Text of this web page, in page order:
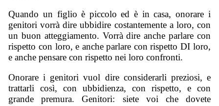
Quando un figlio è piccolo ed è in casa, onorare i
genitori vorrà dire ubbidire costantemente a loro, con
un buon atteggiamento. Vorrà dire anche parlare con
rispetto con loro, e anche parlare con rispetto DI loro,
e anche pensare con rispetto nei loro confronti.
Onorare i genitori vuol dire considerarli preziosi, e
trattarli così, con ubbidienza, con rispetto, e con
grande premura. Genitori: siete voi che dovete